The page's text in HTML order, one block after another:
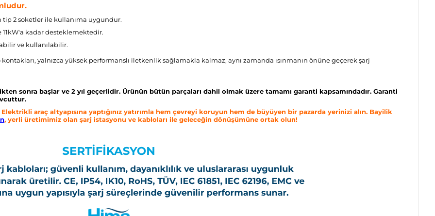
tip 2 soketler ilekullanıma uygundur.
11kW'a kadar desteklemektedir.
ve kullanılabilir.
yalnızca yüksek performanslı iletkenlik sağlamakla kalmaz, aynı zamanda ısınmanın önüne geçerek şarj
sonra başlar ve 2 yıl geçerlidir. Ürünün bütün parçaları dahil olmak üzere tamamı garanti kapsamındadır. Garanti
Elektrikli araç altyapısına yaptığınız yatırımla hem çevreyi koruyun hem de büyüyen bir pazarda yerinizi alın. Bayilik
, yerli üretimimiz olan şarj istasyonu ve kabloları ile geleceğin dönüşümüne ortak olun!